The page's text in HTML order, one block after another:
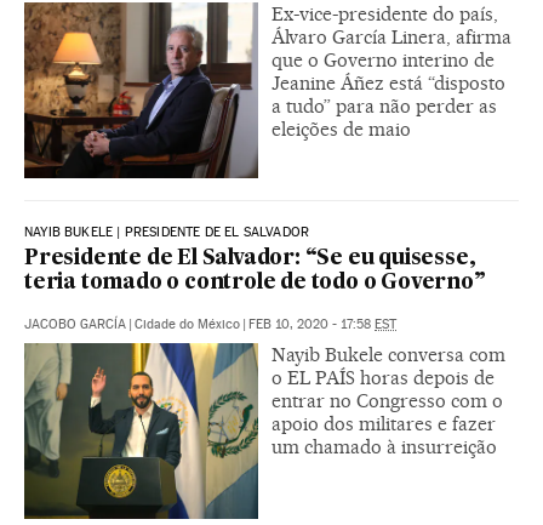
Ex-vice-presidente do país,
Álvaro García Linera, afirma
que o Governo interino de
Jeanine Áñez está “disposto
a tudo” para não perder as
eleições de maio
NAYIB BUKELE | PRESIDENTE DE EL SALVADOR
Presidente de El Salvador: “Se eu quisesse,
teria tomado o controle de todo o Governo”
JACOBO GARCÍA | Cidade do México | FEB 10, 2020 - 17:58 EST
Nayib Bukele conversa com
o EL PAÍS horas depois de
entrar no Congresso com o
apoio dos militares e fazer
um chamado à insurreição